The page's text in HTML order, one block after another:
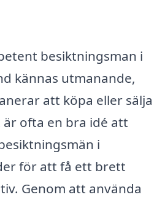
besiktningsman i
kännas utmanande,
att köpa eller sälja
ofta en bra idé att
i
för att få ett brett
Genom att använda